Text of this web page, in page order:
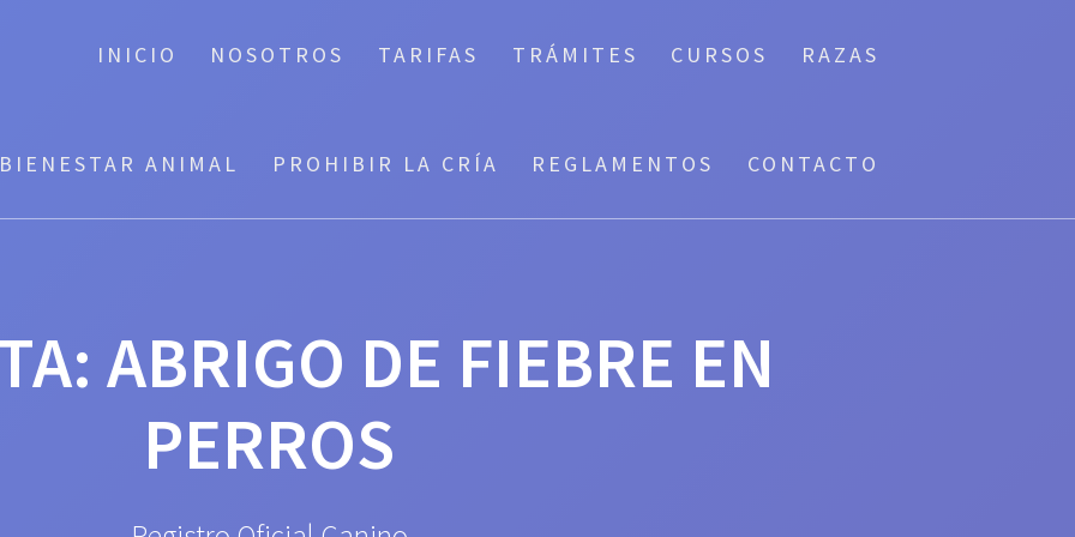
INICIO NOSOTROS TARIFAS TRÁMITES CURSOS RAZAS
BIENESTAR ANIMAL PROHIBIR LA CRÍA REGLAMENTOS CONTACTO
ABRIGO DE FIEBRE EN
PERROS